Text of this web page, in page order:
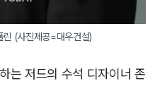
(사진제공=대우건설)
는 저드의 수석 디자이너 존